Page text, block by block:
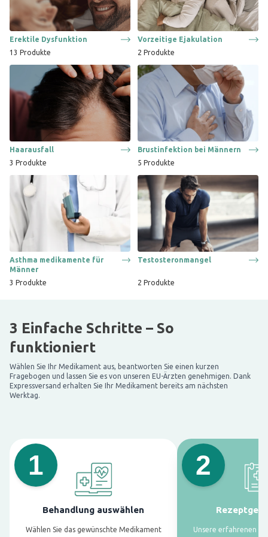
Erektile Dysfunktion
13 Produkte
Vorzeitige Ejakulation
2 Produkte
Haarausfall
3 Produkte
Brustinfektion bei Männern
5 Produkte
Asthma medikamente für
Männer
3 Produkte
Testosteronmangel
2 Produkte
3 Einfache Schritte – So
funktioniert
Wählen Sie Ihr Medikament aus, beantworten Sie einen kurzen
Fragebogen und lassen Sie es von unseren EU-Ärzten genehmigen. Dank
Expressversand erhalten Sie Ihr Medikament bereits am nächsten
Werktag.
1
Behandlung auswählen
Wählen Sie das gewünschte Medikament
2
Unsere erfahrenen